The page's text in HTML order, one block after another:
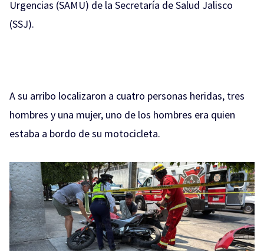
Urgencias (SAMU) de la Secretaría de Salud Jalisco
(SSJ).
A su arribo localizaron a cuatro personas heridas, tres
hombres y una mujer, uno de los hombres era quien
estaba a bordo de su motocicleta.